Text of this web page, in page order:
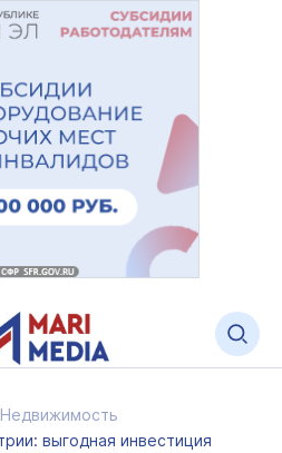
Недвижимость
выгодная инвестиция